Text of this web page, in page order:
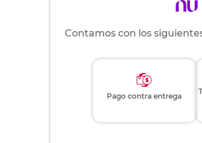
Contamos con los
Pago contra entrega